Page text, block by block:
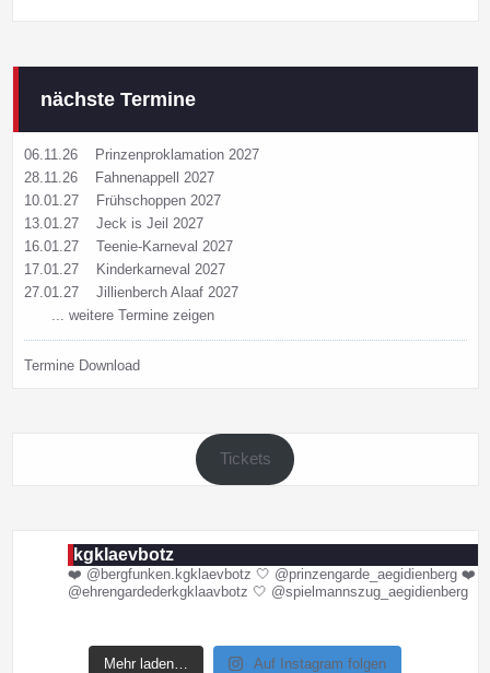
nächste Termine
06.11.26
Prinzenproklamation 2027
28.11.26
Fahnenappell 2027
10.01.27
Frühschoppen 2027
13.01.27 Jeck is Jeil 2027
16.01.27 Teenie-Karneval 2027
17.01.27
Kinderkarneval 2027
27.01.27 Jillienberch Alaaf 2027
... weitere Termine zeigen
Termine Download
Tickets
kgklaevbotz
❤️ @bergfunken.kgklaevbotz 🤍 @prinzengarde_aegidienberg ❤️
@ehrengardederkgklaavbotz 🤍 @spielmannszug_aegidienberg
Mehr laden… Auf Instagram folgen